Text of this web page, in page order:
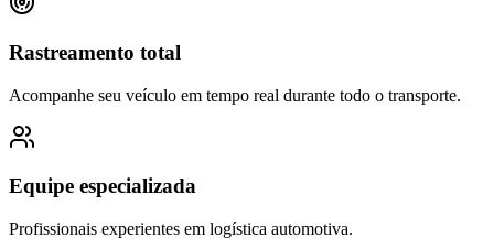
Rastreamento total
Acompanhe seu veículo em tempo real durante todo o transporte.
Equipe especializada
Profissionais experientes em logística automotiva.